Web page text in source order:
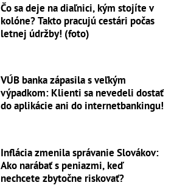
Čo sa deje na diaľnici, kým stojíte v
kolóne? Takto pracujú cestári počas
letnej údržby! (foto)
VÚB banka zápasila s veľkým
výpadkom: Klienti sa nevedeli dostať
do aplikácie ani do internetbankingu!
Inflácia zmenila správanie Slovákov:
Ako narábať s peniazmi, keď
nechcete zbytočne riskovať?